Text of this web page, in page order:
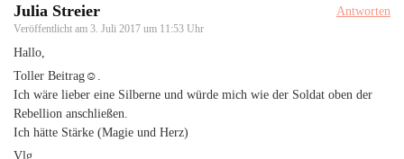
Julia Streier
Veröffentlicht am 3. Juli 2017 um 11:53 Uhr
Antworten
Hallo,
Toller Beitrag☺.
Ich wäre lieber eine Silberne und würde mich wie der Soldat oben der
Rebellion anschließen.
Ich hätte Stärke (Magie und Herz)
Vlg